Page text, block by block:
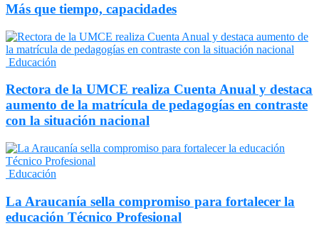
Más que tiempo, capacidades
Educación
Rectora de la UMCE realiza Cuenta Anual y destaca
aumento de la matrícula de pedagogías en contraste
con la situación nacional
Educación
La Araucanía sella compromiso para fortalecer la
educación Técnico Profesional